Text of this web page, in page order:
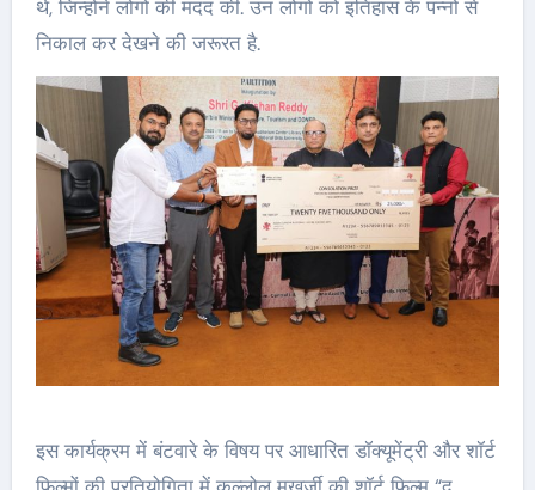
थे, जिन्होंने लोगों की मदद की. उन लोगों को इतिहास के पन्नों से
निकाल कर देखने की जरूरत है.
इस कार्यक्रम में बंटवारे के विषय पर आधारित डॉक्यूमेंट्री और शॉर्ट